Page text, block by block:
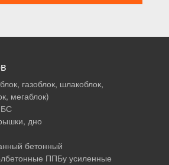
газоблок, шлакоблок,
мегаблок)
дно
бетонный
ППБу усиленные